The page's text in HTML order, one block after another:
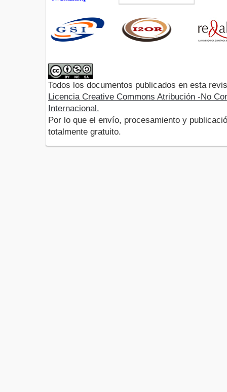
Todos los documentos publicados en esta
Licencia Creative Commons Atribución -No
Internacional.
Por lo que el envío, procesamiento y
totalmente gratuito.